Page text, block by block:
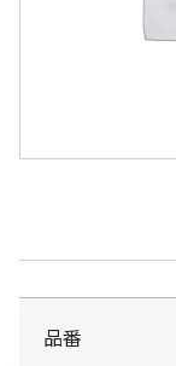
品番